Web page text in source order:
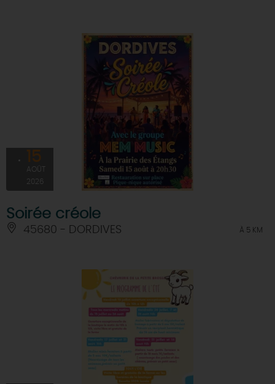
15
AOÛT
2026
Soirée créole
45680 - DORDIVES À 5 KM